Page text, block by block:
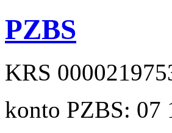
PZBS
KRS
konto PZBS: 07